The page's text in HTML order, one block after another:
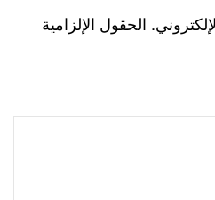
الحقول الإلزامية